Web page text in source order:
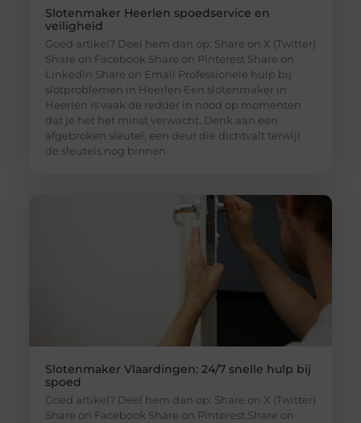
Slotenmaker Heerlen spoedservice en
veiligheid
Goed artikel? Deel hem dan op: Share on X (Twitter)
Share on Facebook Share on Pinterest Share on
LinkedIn Share on Email Professionele hulp bij
slotproblemen in Heerlen Een slotenmaker in
Heerlen is vaak de redder in nood op momenten
dat je het het minst verwacht. Denk aan een
afgebroken sleutel, een deur die dichtvalt terwijl
de sleutels nog binnen
Slotenmaker Vlaardingen: 24/7 snelle hulp bij
spoed
Goed artikel? Deel hem dan op: Share on X (Twitter)
Share on Facebook Share on Pinterest Share on